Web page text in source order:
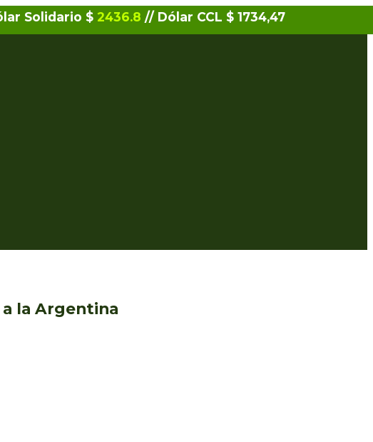
Solidario $ 2436.8 // Dólar CCL $ 1734,47
la Argentina